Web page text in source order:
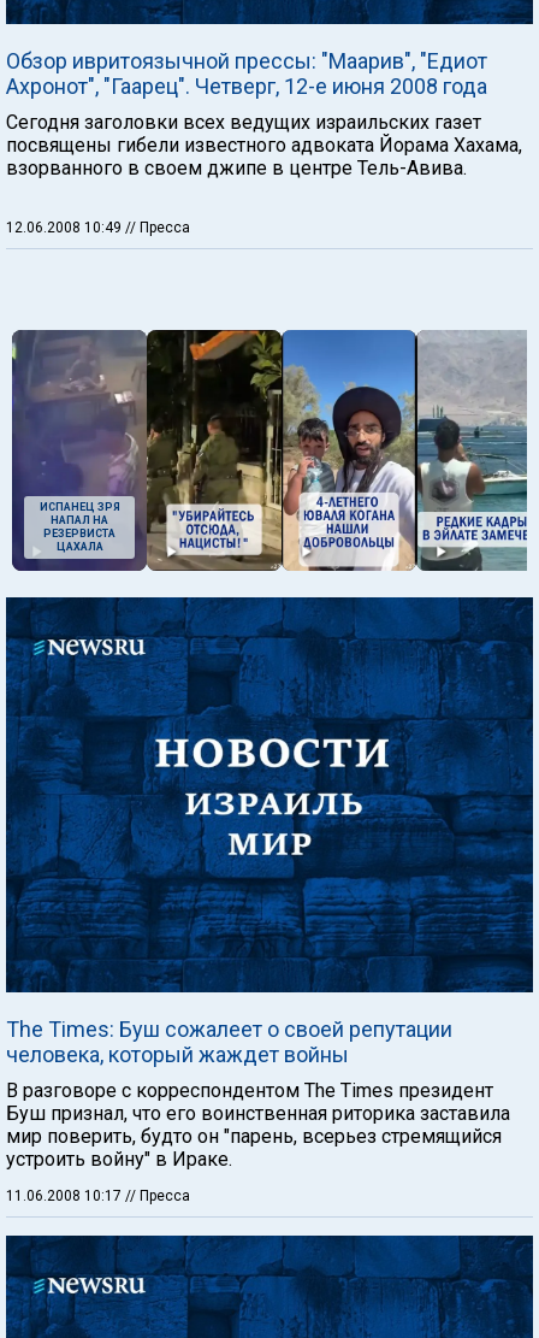
Обзор ивритоязычной прессы: "Маарив", "Едиот
Ахронот", "Гаарец". Четверг, 12-е июня 2008 года
Сегодня заголовки всех ведущих израильских газет
посвящены гибели известного адвоката Йорама Хахама,
взорванного в своем джипе в центре Тель-Авива.
12.06.2008 10:49 // Пресса
ИСПАНЕЦ ЗРЯ
НАПАЛ НА
РЕЗЕРВИСТА
ЦАХАЛА
The Times: Буш сожалеет о своей репутации
человека, который жаждет войны
В разговоре с корреспондентом The Times президент
Буш признал, что его воинственная риторика заставила
мир поверить, будто он "парень, всерьез стремящийся
устроить войну" в Ираке.
11.06.2008 10:17 // Пресса